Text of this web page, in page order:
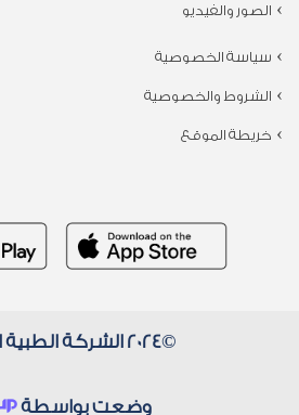
الصور والفيديو
سياسة الخصوصية
الشروط والخصوصية
خريطة الموقع
©2024 الشركة الطبية الكويتية
وضعت بواسطة